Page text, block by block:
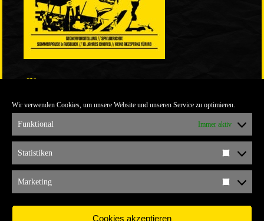
Wir verwenden Cookies, um unsere Website und unseren Service zu optimieren.
Funktional Immer aktiv
Statistiken
Marketing
Cookies akzeptieren
ULTRABLOG DER YELLOW CONNECTION
ALEMANNIA VERKAUFT MAN NICHT
ARCHIV
ARCHIV